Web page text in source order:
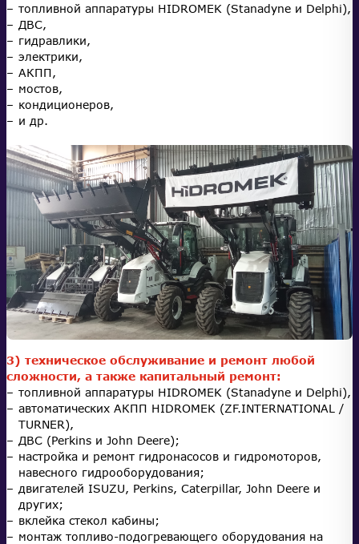
топливной аппаратуры HIDROMEK (Stanadyne и Delphi),
ДВС,
гидравлики,
электрики,
АКПП,
мостов,
кондиционеров,
и др.
3) техническое обслуживание и ремонт любой
сложности, а также капитальный ремонт:
топливной аппаратуры HIDROMEK (Stanadyne и Delphi),
автоматических АКПП HIDROMEK (ZF.INTERNATIONAL /
TURNER),
ДВС (Perkins и John Deere);
настройка и ремонт гидронасосов и гидромоторов,
навесного гидрооборудования;
двигателей ISUZU, Perkins, Caterpillar, John Deere и
других;
вклейка стекол кабины;
монтаж топливо-подогревающего оборудования на